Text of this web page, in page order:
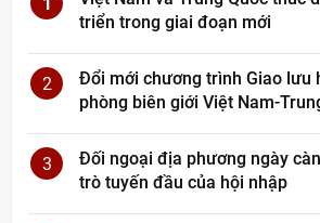
triển trong giai đoạn mới
2
Đổi mới chương trình Giao lưu
phòng biên giới Việt Nam-
3
Đối ngoại địa phương ngày
trò tuyến đầu của hội nhập